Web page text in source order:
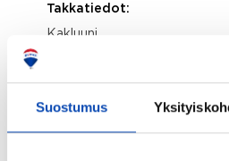
Suostumus
Takkatiedot:
Kakluuni